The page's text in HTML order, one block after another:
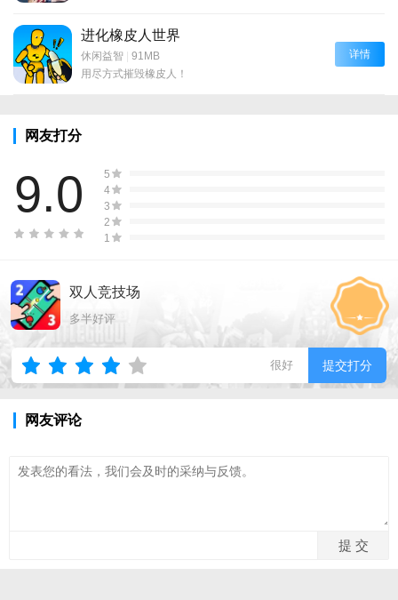
进化橡皮人世界
休闲益智 | 91MB
用尽方式摧毁橡皮人！
详情
网友打分
9.0
5
4
3
2
1
双人竞技场
多半好评
很好 提交打分
网友评论